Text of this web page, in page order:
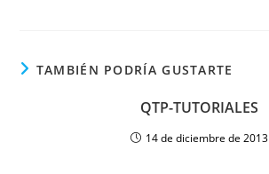
TAMBIÉN PODRÍA GUSTARTE
QTP-TUTORIALES
14 de diciembre de 2013